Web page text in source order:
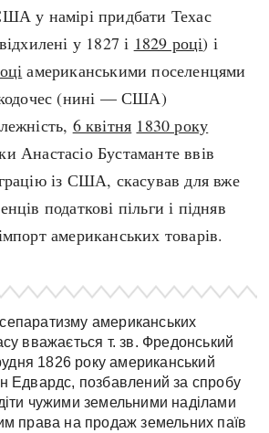
у намірі придбати Техас
у 1827 і 1829 році) і
американськими поселенцями
(нині — США)
6 квітня 1830 року
Анастасіо Бустаманте ввів
із США, скасував для вже
податкові пільги і підняв
американських товарів.
американських
вважається т. зв. Фредонський
1826 року американський
Едвардс, позбавлений за спробу
чужими земельними наділами
права на продаж земельних паїв